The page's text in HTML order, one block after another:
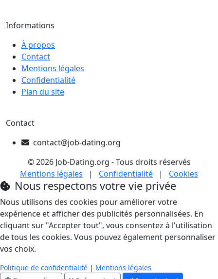
Informations
À propos
Contact
Mentions légales
Confidentialité
Plan du site
Contact
contact@job-dating.org
© 2026 Job-Dating.org - Tous droits réservés
Mentions légales
| Confidentialité | Cookies
Nous respectons votre vie privée
Nous utilisons des cookies pour améliorer votre
expérience et afficher des publicités personnalisées. En
cliquant sur "Accepter tout", vous consentez à l'utilisation
de tous les cookies. Vous pouvez également personnaliser
vos choix.
Politique de confidentialité | Mentions légales